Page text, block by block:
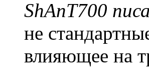
ShAnT700
не
влияющее на